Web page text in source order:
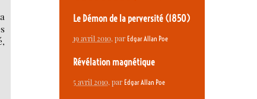
Le Démon de la perversité (1850)
19 avril 2010, par Edgar Allan Poe
Révélation magnétique
5 avril 2010, par Edgar Allan Poe